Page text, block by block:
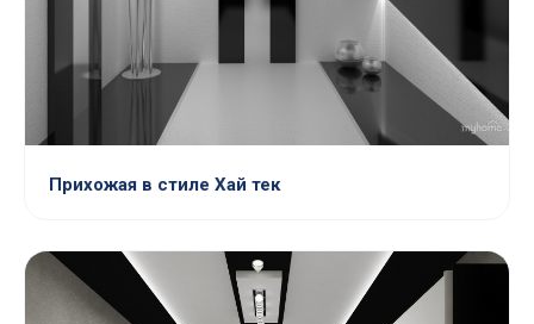
Прихожая в стиле Хай тек